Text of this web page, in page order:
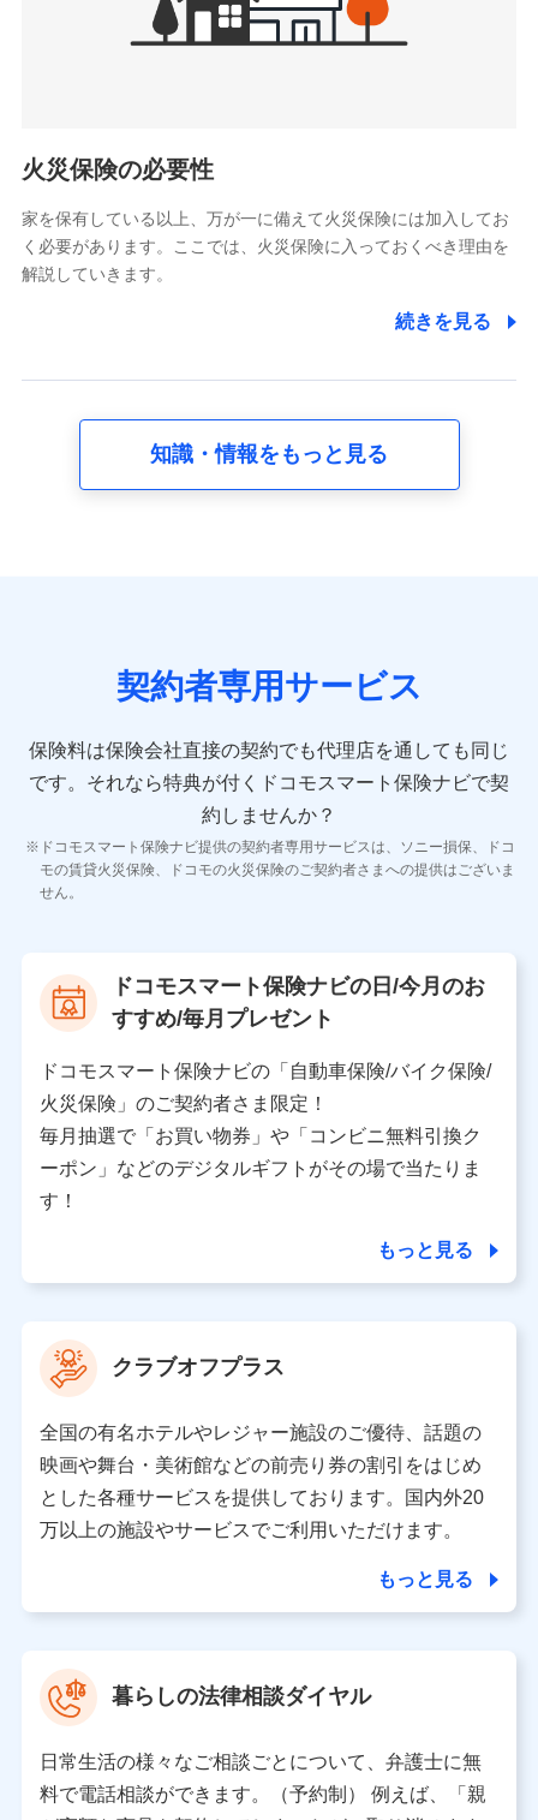
供し、金融商品等の契約を勧奨するため
アンケートやキャンペーン等の実施のため
電話対応の品質向上およびお問合せ内容の正確な把握のため
6.採用応募者の個人情報
採用選考および入社手続を実施するため
8.取引先個人情報
取引先としての選定業務、営業情報の提供業務、契約締結手
10.受託業務の 個人情報
11.マイカー通勤管理クラウド並びに法人向けASPサー
ビスに関してのお問い合わせ情報
各種お問い合わせに対応するため
当社のサービスに関する情報提供や、皆様に有用なお知らせ
をお送りするため
当社の対応品質向上やお問い合わせ内容の正確な把握のため
個人情報保護管理者の職名、連絡先
〒103-0013 東京都中央区日本橋人形町2-14-10 アー
バンネット日本橋ビル 3F
株式会社ドコモ・インシュアランス
個人情報の第三者提供について
当社は利用目的の達成に必要な範囲内において個人情報
の取り扱いの全部または一部を委託する場合がありま
す。
個人データの共同利用
当社は株式会社NTTドコモとの間で、以下のとおり個
人データを共同利用します。
氏名、電話番号、メールアドレス、お客さまの識別子、属
性、連絡先、dポイントサービスのご利用に関する情報。例
として、dポイントカード番号、性別、年齢、家族構成、住
所、dポイント残高、dポイント利用履歴などが含まれます。
利用情報
当社又は株式会社NTTドコモが提供する各種サービスなどの
火災保険の必要性
家を保有している以上、万が一に備えて火災保険には加入してお
く必要があります。ここでは、火災保険に入っておくべき理由を
解説していきます。
続きを見る
知識・情報をもっと見る
契約者専用サービス
保険料は保険会社直接の契約でも代理店を通しても同じ
です。 それなら特典が付くドコモスマート保険ナビで契
約しませんか？
ドコモスマート保険ナビ提供の契約者専用サービスは、ソニー損保、ドコ
モの賃貸火災保険、ドコモの火災保険のご契約者さまへの提供はございま
せん。
ドコモスマート保険ナビの日/今月のお
すすめ/毎月プレゼント
ドコモスマート保険ナビの「自動車保険/バイク保険/
火災保険」のご契約者さま限定！
毎月抽選で「お買い物券」や「コンビニ無料引換ク
ーポン」などのデジタルギフトがその場で当たりま
す！
もっと見る
クラブオフプラス
全国の有名ホテルやレジャー施設のご優待、話題の
映画や舞台・美術館などの前売り券の割引をはじめ
とした各種サービスを提供しております。国内外20
万以上の施設やサービスでご利用いただけます。
もっと見る
暮らしの法律相談ダイヤル
日常生活の様々なご相談ごとについて、弁護士に無
料で電話相談ができます。（予約制） 例えば、「親